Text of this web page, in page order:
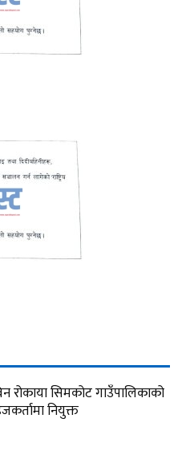
रोकाया सिमकोट गाउँपालिकाको
नियुक्त